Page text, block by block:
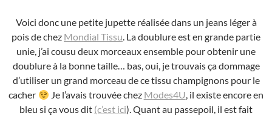
Voici donc une petite jupette réalisée dans un jeans léger à
pois de chez Mondial Tissu. La doublure est en grande partie
unie, j’ai cousu deux morceaux ensemble pour obtenir une
doublure à la bonne taille… bas, oui, je trouvais ça dommage
d’utiliser un grand morceau de ce tissu champignons pour le
cacher
Je l’avais trouvée chez Modes4U, il existe encore en
bleu si ça vous dit (c’est ici). Quant au passepoil, il est fait